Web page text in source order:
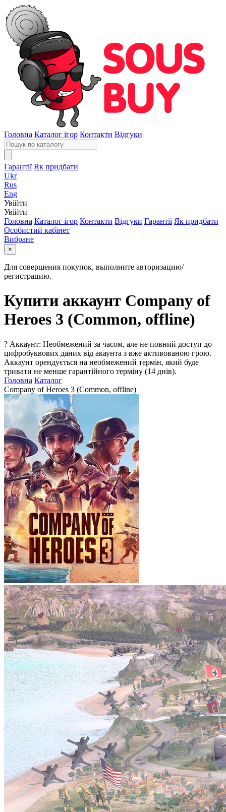
Головна Каталог ігор Контакти Відгуки
Гарантії Як придбати
Ukr
Rus
Eng
Увійти
Увійти
Головна Каталог ігор Контакти Відгуки Гарантії Як придбати
Особистий кабінет
Вибране
×
Для совершения покупок, выполните авторизацию/
регистрацию.
Купити аккаунт Company of
Heroes 3 (Common, offline)
? Аккаунт: Необмежений за часом, але не повний доступ до
цифробуквових даних від акаунта з вже активованою грою.
Аккаунт орендується на необмежений термін, який буде
тривати не менше гарантійного терміну (14 днів).
Головна Каталог
Company of Heroes 3 (Common, offline)